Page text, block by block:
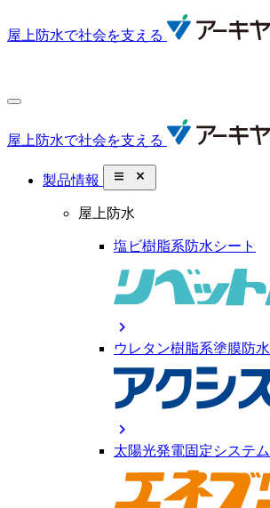
屋上防水で社会を支える
屋上防水で社会を支える
製品情報 close_small
屋上防水
塩ビ樹脂系防水シート
chevron_right
ウレタン樹脂系塗膜防水
chevron_right
太陽光発電固定システム